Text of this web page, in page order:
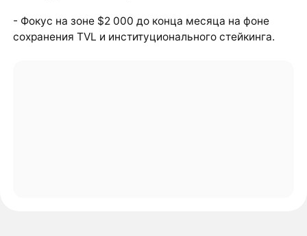
- Фокус на зоне $2 000 до конца месяца на фоне
сохранения TVL и институционального стейкинга.